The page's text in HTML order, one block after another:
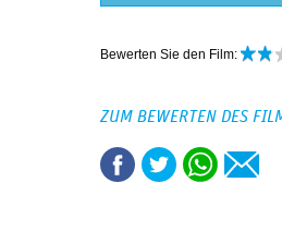
Bewerten Sie den Film:
ZUM BEWERTEN DES